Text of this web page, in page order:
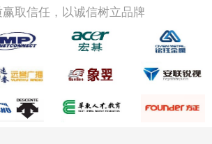
赢取信任，以诚信树立品牌